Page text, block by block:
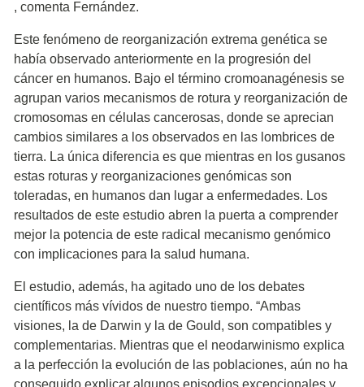
, comenta Fernández.
Este fenómeno de reorganización extrema genética se
había observado anteriormente en la progresión del
cáncer en humanos. Bajo el término cromoanagénesis se
agrupan varios mecanismos de rotura y reorganización de
cromosomas en células cancerosas, donde se aprecian
cambios similares a los observados en las lombrices de
tierra. La única diferencia es que mientras en los gusanos
estas roturas y reorganizaciones genómicas son
toleradas, en humanos dan lugar a enfermedades. Los
resultados de este estudio abren la puerta a comprender
mejor la potencia de este radical mecanismo genómico
con implicaciones para la salud humana.
El estudio, además, ha agitado uno de los debates
científicos más vívidos de nuestro tiempo. “Ambas
visiones, la de Darwin y la de Gould, son compatibles y
complementarias. Mientras que el neodarwinismo explica
a la perfección la evolución de las poblaciones, aún no ha
conseguido explicar algunos episodios excepcionales y